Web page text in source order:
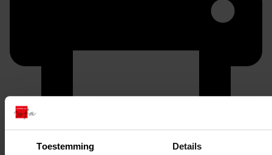
Toestemming Details